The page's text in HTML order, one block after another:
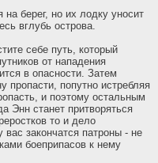
берег, но их лодку уносит
вглубь острова.
себе путь, который
от нападения
в опасности. Затем
пропасти, попутно истребляя
и поэтому остальным
Энн станет притворяться
то и дело
закончатся патроны - не
боеприпасов к нему